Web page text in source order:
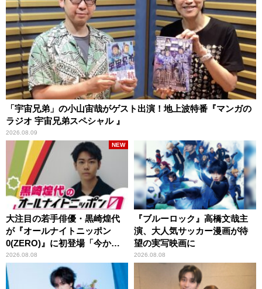
「宇宙兄弟」の小山宙哉がゲスト出演！地上波特番『マンガの
ラジオ 宇宙兄弟スペシャル 』
2026.08.09
大注目の若手俳優・黒崎煌代
が『オールナイトニッポン
0(ZERO)』に初登場「今から
とてもワクワクしておりま
す！」
2026.08.08
NEW
『ブルーロック』高橋文哉主
演、大人気サッカー漫画が待
望の実写映画に
2026.08.08